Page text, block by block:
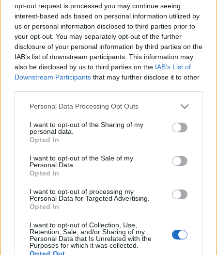
opt-out request is processed you may continue seeing
interest-based ads based on personal information utilized by
us or personal information disclosed to third parties prior to
your opt-out. You may separately opt-out of the further
disclosure of your personal information by third parties on the
IAB’s list of downstream participants. This information may
also be disclosed by us to third parties on the IAB’s List of
Downstream Participants that may further disclose it to other
Personal Data Processing Opt Outs
I want to opt-out of the Sharing of my
personal data.
Opted In
I want to opt-out of the Sale of my
Personal Data.
Opted In
I want to opt-out of processing my
Personal Data for Targeted Advertising.
Opted In
I want to opt-out of Collection, Use,
Retention, Sale, and/or Sharing of my
Personal Data that Is Unrelated with the
Purposes for which it was collected.
Opted Out
Antworten:
5 17 April 2015
Feedback
Blubberparty verboten?Wen interessiert
das?
JackSparrow725
Antworten:
14 4 Mai 2015
Feedback
BugattiVeyron16.4
Antworten:
1 1 April 2018
Feedback
Drachenjagd 2015 31. März bis zum
Antworten:
13 30 März 2015
abfall
Antworten:
12 1 Februar 2018
Feedback
Antworten:
2 24 Oktober 2015
Feedback
Feedback Macht des Panthers
Adelaid82
Feedback
Nachfrage Bugbeseitung Stand der
Dinge
abfall ... 2 3
Antworten: